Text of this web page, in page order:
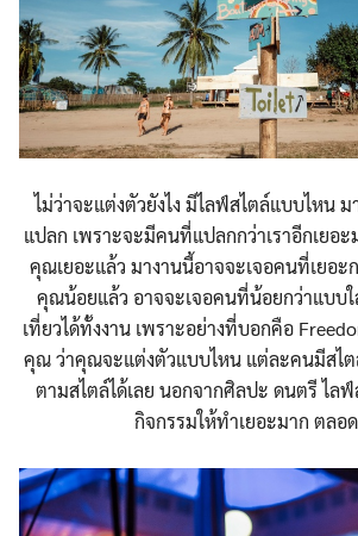
ไม่ว่าจะแต่งตัวยังไง มีไลฟ์สไตล์แบบไหน ม
แปลก เพราะจะมีคนที่แปลกกว่าเราอีกเยอ
คุณเยอะแล้ว มางานนี้อาจจะเจอคนที่เยอ
คุณน้อยแล้ว อาจจะเจอคนที่น้อยกว่าแบบใ
เที่ยวได้ทั้งงาน เพราะอย่างที่บอกคือ
คุณ ว่าคุณจะแต่งตัวแบบไหน แต่ละคนมีสไต
ตามสไตล์ได้เลย นอกจากศิลปะ ดนตรี ไล
กิจกรรมให้ทำเยอะมาก ตลอ